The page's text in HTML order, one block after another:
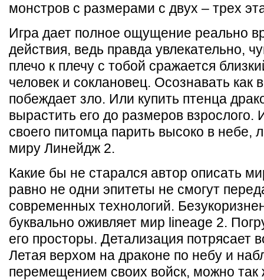
монстров с размерами с двух – трех
Игра дает полное ощущение реально
действия, ведь правда увлекательно,
плечо к плечу с тобой сражается
человек и соклановец. Осознавать как
побеждает зло. Или купить птенца
вырастить его до размеров взрослого.
своего питомца парить высоко в небе,
миру Линейдж 2.
Какие бы не старался автор описать
равно не одни эпитеты не смогут
современных технологий.
буквально оживляет мир lineage 2.
его просторы. Детализация потрясает
Летая верхом на драконе по небу и
перемещением своих войск, можно так